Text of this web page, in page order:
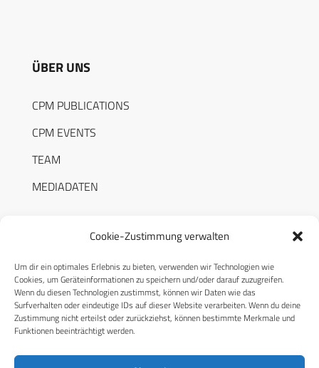
Cookie-Zustimmung verwalten
Um dir ein optimales Erlebnis zu bieten, verwenden wir Technologien wie
Cookies, um Geräteinformationen zu speichern und/oder darauf zuzugreifen.
Wenn du diesen Technologien zustimmst, können wir Daten wie das
Surfverhalten oder eindeutige IDs auf dieser Website verarbeiten. Wenn du deine
Zustimmung nicht erteilst oder zurückziehst, können bestimmte Merkmale und
Funktionen beeinträchtigt werden.
ÜBER UNS
CPM PUBLICATIONS
CPM EVENTS
TEAM
MEDIADATEN
RECHTLICHES
Datenschutzerklärung
Cookie-Richtlinie (EU)